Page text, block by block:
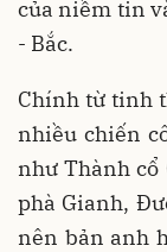
của niềm tin
- Bắc.
Chính từ tinh
nhiều chiến
như Thành
phà Gianh,
nên bản anh